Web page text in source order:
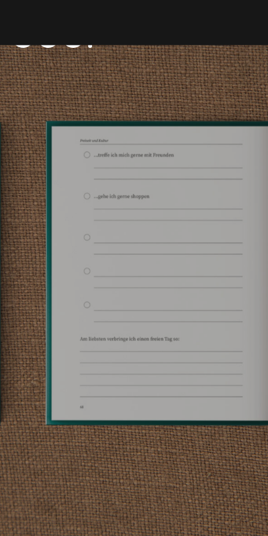
2021
Book Design
Wenn ich